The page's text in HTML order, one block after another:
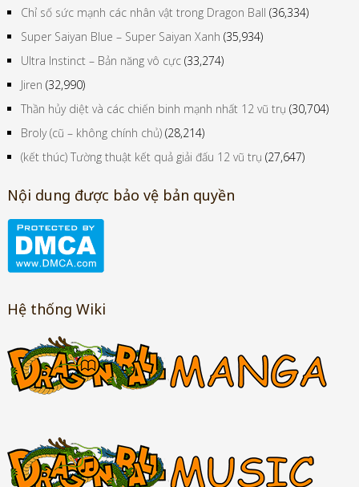
Chỉ số sức mạnh các nhân vật trong Dragon Ball (36,334)
Super Saiyan Blue – Super Saiyan Xanh (35,934)
Ultra Instinct – Bản năng vô cực (33,274)
Jiren (32,990)
Thần hủy diệt và các chiến binh mạnh nhất 12 vũ trụ (30,704)
Broly (cũ – không chính chủ) (28,214)
(kết thúc) Tường thuật kết quả giải đấu 12 vũ trụ (27,647)
Nội dung được bảo vệ bản quyền
Hệ thống Wiki